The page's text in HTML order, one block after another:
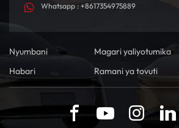
Whatsapp : +8617354975889
Nyumbani Magari yaliyotumika
Habari
Ramani ya tovuti